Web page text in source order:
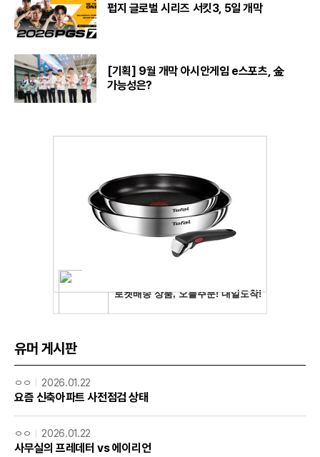
펍지 글로벌 시리즈 서킷3, 5일 개막
[기획] 9월 개막 아시안게임 e스포츠, 金
가능성은?
유머 게시판
ㅇㅇ 2026.01.22
요즘 신축아파트 사전점검 상태
ㅇㅇ 2026.01.22
사무실의 프레데터 vs 에이리언